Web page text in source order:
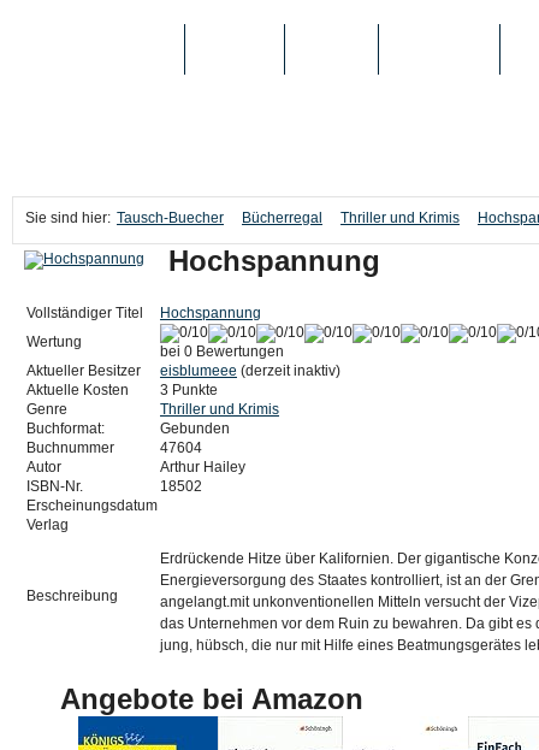
Sie sind hier: Tausch-Buecher Bücherregal Thriller und Krimis
Hochspannung
Vollständiger Titel
Hochspannung
Wertung
bei 0 Bewertungen
Aktueller Besitzer
eisblumeee (derzeit inaktiv)
Aktuelle Kosten
3 Punkte
Genre
Thriller und Krimis
Buchformat:
Gebunden
Buchnummer
47604
Autor
Arthur Hailey
ISBN-Nr.
18502
Erscheinungsdatum
Verlag
Beschreibung
Erdrückende Hitze über Kalifornien. Der gigantische
Energieversorgung des Staates kontrolliert, ist an der
angelangt.mit unkonventionellen Mitteln versucht der
das Unternehmen vor dem Ruin zu bewahren. Da gibt es
jung, hübsch, die nur mit Hilfe eines Beatmungsgerätes
Angebote bei Amazon